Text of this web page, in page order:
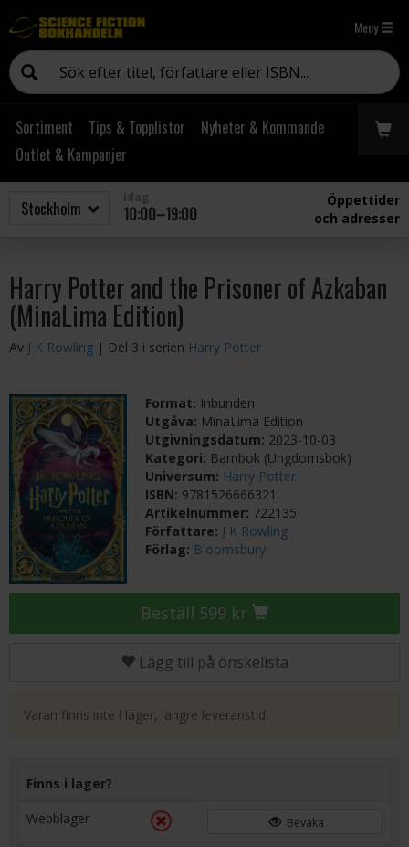
Meny
Sortiment Tips & Topplistor
Nyheter & Kommande
Outlet & Kampanjer
10:00–19:00
Öppettider
och adresser
Harry Potter and the Prisoner of Azkaban
(MinaLima Edition)
Av J K Rowling | Del 3 i serien Harry Potter
Format: Inbunden
Utgåva: MinaLima Edition
Utgivningsdatum: 2023-10-03
Kategori: Barnbok (Ungdomsbok)
Universum: Harry Potter
ISBN: 9781526666321
Artikelnummer: 722135
Författare: J K Rowling
Förlag: Bloomsbury
Beställ 599 kr
Lägg till på önskelista
Varan finns inte i lager, längre leveranstid.
Finns i lager?
Webblager
Bevaka